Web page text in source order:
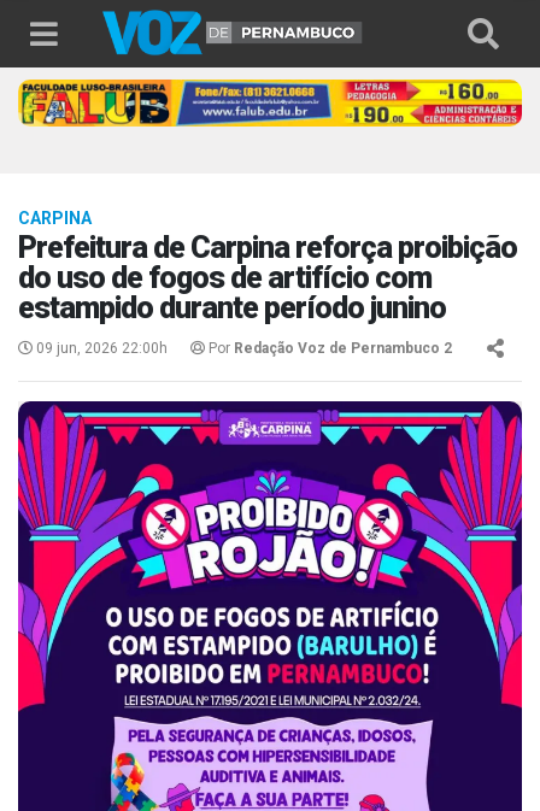
CARPINA
Prefeitura de Carpina reforça proibição
do uso de fogos de artifício com
estampido durante período junino
09 jun, 2026 22:00h Por Redação Voz de Pernambuco 2